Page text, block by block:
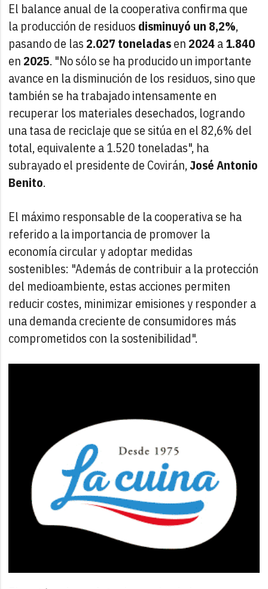
El balance anual de la cooperativa confirma que
la producción de residuos disminuyó un 8,2%,
pasando de las2.027 toneladasen2024a1.840
en2025. "No sólo se ha producido un importante
avance en la disminución de los residuos, sino que
también se ha trabajado intensamente en
recuperar los materiales desechados, logrando
una tasa de reciclaje que se sitúa en el 82,6% del
total, equivalente a 1.520 toneladas", ha
subrayado el presidente de Covirán,José Antonio
Benito.
El máximo responsable de la cooperativa se ha
referido a la importancia de promover la
economía circular y adoptar medidas
sostenibles: "Además de contribuir a la protección
del medioambiente, estas acciones permiten
reducir costes, minimizar emisiones y responder a
una demanda creciente de consumidores más
comprometidos con la sostenibilidad".